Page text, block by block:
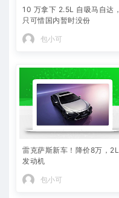
10 万拿下 2.5L 自吸马自达，
只可惜国内暂时没份
包小可
雷克萨斯新车！降价8万，2L
发动机
包小可